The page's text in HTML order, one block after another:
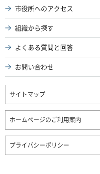
市役所へのアクセス
組織から探す
よくある質問と回答
お問い合わせ
サイトマップ
ホームページのご利用案内
プライバシーポリシー